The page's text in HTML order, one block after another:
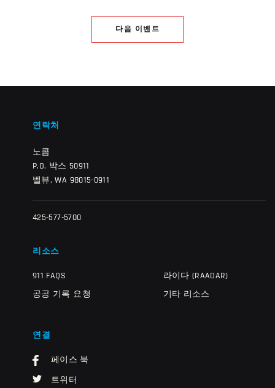
다음 이벤트
연락처
노콤
P.O. 박스 50911
벨뷰, WA 98015-0911
425-577-5700
리소스
911 FAQS
공공 기록 요청
라이다 (RAADAR)
기타 리소스
연결
페이스 북
트위터